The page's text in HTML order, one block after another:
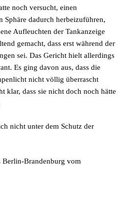
noch versucht, einen
Sphäre dadurch herbeizuführen,
Aufleuchten der Tankanzeige
gemacht, dass erst während der
sei. Das Gericht hielt allerdings
Es ging davon aus, dass die
nicht völlig überrascht
klar, dass sie nicht doch noch hätte
nicht unter dem Schutz der
Berlin-Brandenburg vom